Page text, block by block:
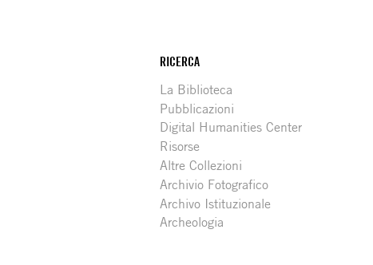
RICERCA
La Biblioteca
Pubblicazioni
Digital Humanities Center
Risorse
Altre Collezioni
Archivio Fotografico
Archivo Istituzionale
Archeologia